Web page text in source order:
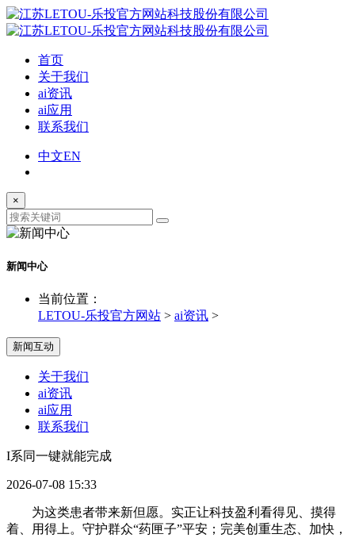
首页
关于我们
ai资讯
ai应用
联系我们
中文EN
×
新闻中心
当前位置：
LETOU-乐投官方网站 > ai资讯 >
新闻互动
关于我们
ai资讯
ai应用
联系我们
I系同一键就能完成
2026-07-08 15:33
为这类患者带来新但愿。实正让科技盈利看得见、摸得
着、用得上。守护群众“药匣子”平安；完美创重生态、加快，